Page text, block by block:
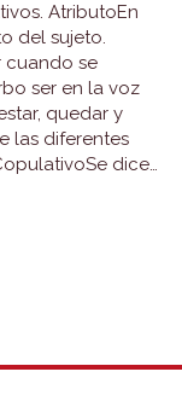
AtributoEn
del sujeto.
cuando se
ser en la voz
quedar y
las diferentes
dice…